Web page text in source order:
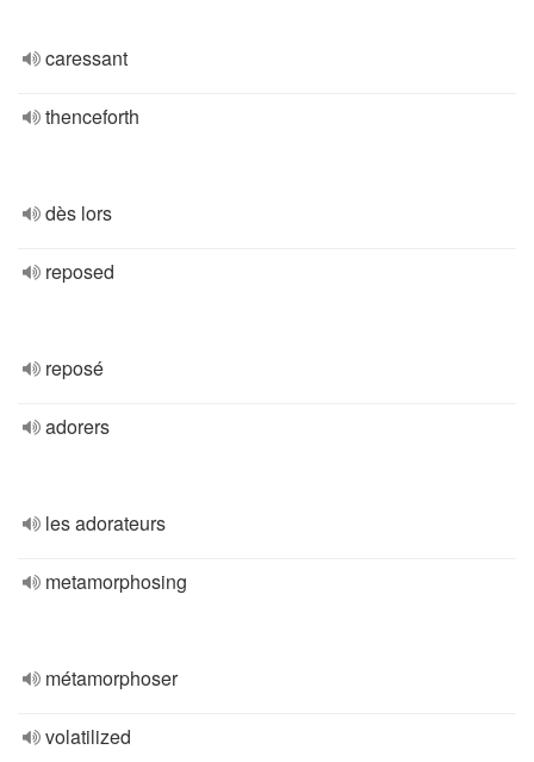
caressant
thenceforth
dès lors
reposed
reposé
adorers
les adorateurs
metamorphosing
métamorphoser
volatilized